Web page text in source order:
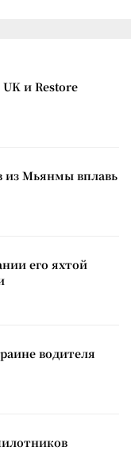
и Restore
из Мьянмы вплавь
его яхтой
водителя